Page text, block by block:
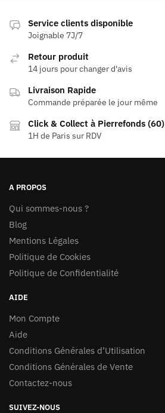
la
page
Service clients disponible
Joignable 7J/7
Retour produit
14 jours pour changer d'avis
Livraison Rapide
Commande préparée le jour même
Click & Collect à Pierrefonds (60)
1H de Paris sur RDV
A PROPOS
Qui sommes-nous ?
Blog
Mentions Légales
Politique de Cookies
Politique de Confidentialité
AIDE
Mon Compte
Aide
Conditions Générales d’Utilisation
Conditions Générales de Vente
Contactez-nous
SUIVEZ-NOUS